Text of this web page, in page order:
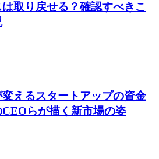
取り戻せる？確認すべきこ
えるスタートアップの資金
らが描く新市場の姿